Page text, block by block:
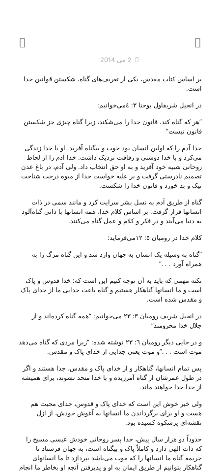
2 می 2014
بر اساس کتاب مقدس، يکی از تعريف‌های گناه، شکستن قوانين خدا
است.
در انجيل شريفاول يوحنا ٣: ٤می‌خوانيم:
“هر که گناه کند، قانون خدا را می‌شکند، زيرا گناه چيزی جز شکستن
قانون نيست”
خدا آدم را که اولين انسان بود خوب و بيگناه آفريد. او با خدا زندگی
می‌کرد و با خدا دوستی و رفاقت نزديک داشت. خدا آدم را از لحاظ
روحانی شبيه خود آفريد و به او حق انتخاب داد. ولی آدم، در باغ عدن
تصميم نادرستی گرفت و بر عليه خواست خدا از ميوه درخت شناخت
نيک و بد خورد و قانون خدا را شکست.
گناه از طريق آدم به نسل بشر سرايت کرد و مانند سمی در ذات
انسانها قرار گرفت. بر اساس کلام خدا، همه انسانها با ذاتی گناه‌آلود
به دنيا می‌آيند و در فکر و کلام و عمل گناه می‌کنند.
کلام خدا در روميان ٥: ١٢می‌فرمايد:
“گناه به وسيله يک انسان به جهان وارد شد و اين گناه مرگ را به
همراه آورد . . .”
نکته مهمی که بايد به آن توجه کنيم اين است که: خدا قدوس و پاک
است و ما انسانها گناهکار هستيم و گناه باعث جدايی ما از خدای پاک
و مقدس شده است.
در انجيل شريف روميان ٣: ٢٣ می‌خوانيم: “همه گناه کرده‌اند و از
جلال خدا محرومند”
و در جايی ديگر روميان ٦: ٢٣ نوشته شده: “زيرا مزدی که گناه می‌دهد
موت است . . .”و موت يعنی جدايی از خدای پاک و مقدس.
پس تمام انسانها، گناهکار و از خدای پاک و مقدس، جدا هستند و اگر
در طول عمرشان از گناه آمرزيده و با خدا متحد نشوند، برای هميشه
از خدا جدا خواهند ماند.
ولی خبر خوش اين است که خدای پاک و قدوس، خدای محبت هم
هست و او برای برگرداندن ما انسانها به آغوش خودش، از ازل
نقشه‌ای پرشکوه کشيده بود.
حدوداً دو هزار سال پيش، خدا پسر روحانی خودش عيسی مسيح را
که ذات الهی دارد و کاملاً پاک و بيگناه است، به جهان فرستاد تا
جريمه گناه ما انسانها را که موت می‌باشد بپردازد تا ما انسانهای
گناهکار بتوانيم از طريق ايمان به او و پذيرفتن آنچه او بخاطر ما انجام